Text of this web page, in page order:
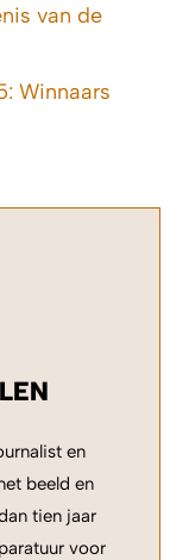
van de
Winnaars
en
beeld en
tien jaar
voor